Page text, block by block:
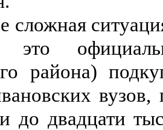
сложная
района)
до двадцати